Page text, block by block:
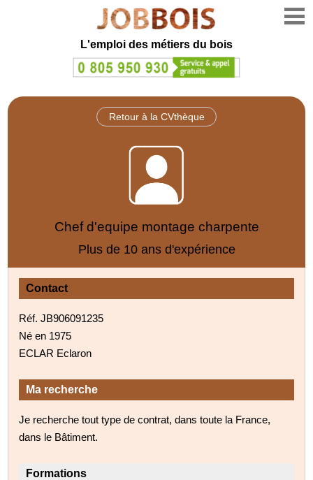
L'emploi des métiers du bois
Retour à la CVthèque
Chef d'equipe montage charpente
Plus de 10 ans d'expérience
Contact
Réf. JB906091235
Né en 1975
ECLAR Eclaron
Ma recherche
Je recherche tout type de contrat, dans toute la France,
dans le Bâtiment.
Formations